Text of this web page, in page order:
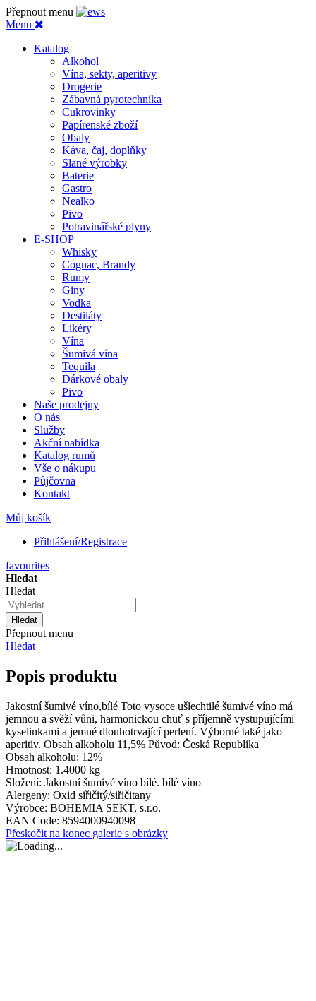
Přepnout menu
Menu
Katalog
Alkohol
Vína, sekty, aperitivy
Drogerie
Zábavná pyrotechnika
Cukrovinky
Papírenské zboží
Obaly
Káva, čaj, doplňky
Slané výrobky
Baterie
Gastro
Nealko
Pivo
Potravinářské plyny
E-SHOP
Whisky
Cognac, Brandy
Rumy
Giny
Vodka
Destiláty
Likéry
Vína
Šumivá vína
Tequila
Dárkové obaly
Pivo
Naše prodejny
O nás
Služby
Akční nabídka
Katalog rumů
Vše o nákupu
Půjčovna
Kontakt
Můj košík
Přihlášení/Registrace
favourites
Hledat
Hledat
Hledat
Přepnout menu
Hledat
Popis produktu
Jakostní šumivé víno,bílé Toto vysoce ušlechtilé šumivé víno má
jemnou a svěží vůni, harmonickou chuť s příjemně vystupujícími
kyselinkami a jemné dlouhotrvající perlení. Výborné také jako
aperitiv. Obsah alkoholu 11,5% Původ: Česká Republika
Obsah alkoholu: 12%
Hmotnost: 1.4000 kg
Složení: Jakostní šumivé víno bílé. bílé víno
Alergeny: Oxid siřičitý/siřičitany
Výrobce: BOHEMIA SEKT, s.r.o.
EAN Code: 8594000940098
Přeskočit na konec galerie s obrázky